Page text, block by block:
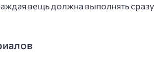
вещь должна выполнять сразу